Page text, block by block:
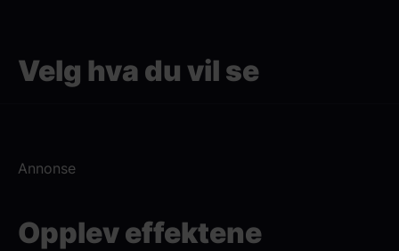
Velg hva du vil se
Annonse
Opplev effektene